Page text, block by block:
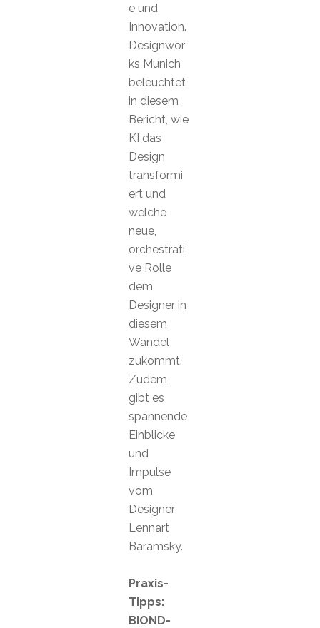
e und
Innovation.
Designwor
ks Munich
beleuchtet
in diesem
Bericht, wie
KI das
Design
transformi
ert und
welche
neue,
orchestrati
ve Rolle
dem
Designer in
diesem
Wandel
zukommt.
Zudem
gibt es
spannende
Einblicke
und
Impulse
vom
Designer
Lennart
Baramsky.
Praxis-
Tipps:
BIOND-